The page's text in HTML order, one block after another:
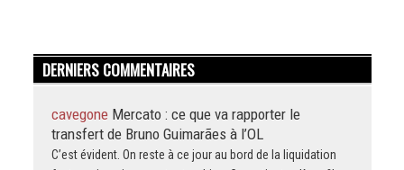
DERNIERS COMMENTAIRES
cavegone Mercato : ce que va rapporter le
transfert de Bruno Guimarães à l’OL
C’est évident. On reste à ce jour au bord de la liquidation